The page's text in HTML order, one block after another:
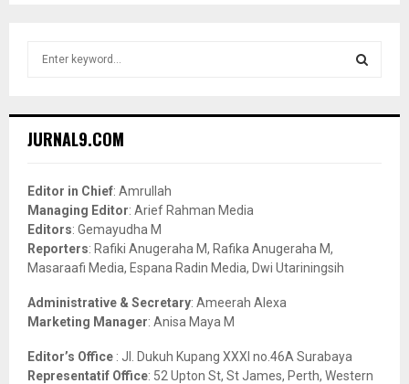
h
o
r
:
JURNAL9.COM
Editor in Chief: Amrullah
Managing Editor: Arief Rahman Media
Editors: Gemayudha M
Reporters: Rafiki Anugeraha M, Rafika Anugeraha M,
Masaraafi Media, Espana Radin Media, Dwi Utariningsih
Administrative & Secretary: Ameerah Alexa
Marketing Manager: Anisa Maya M
Editor’s Office : Jl. Dukuh Kupang XXXI no.46A Surabaya
Representatif Office: 52 Upton St, St James, Perth, Western